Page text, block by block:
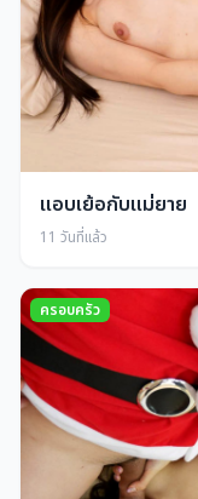
แอบเย้อกับแม่ยาย
11 วันที่แล้ว
ครอบครัว